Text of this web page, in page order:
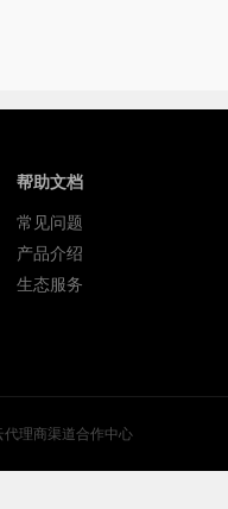
帮助文档
常见问题
产品介绍
生态服务
代理商渠道合作中心